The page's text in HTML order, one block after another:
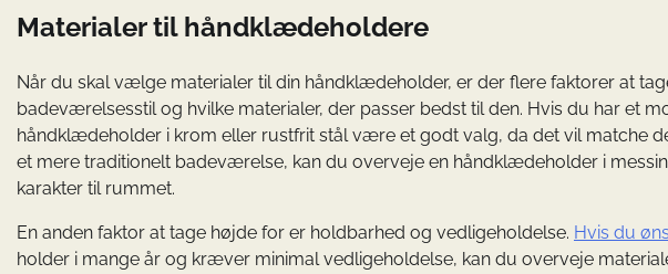
Materialer til håndklædeholdere
Når du skal vælge materialer til din håndklædeholder, er der flere faktorer at
badeværelsesstil og hvilke materialer, der passer bedst til den. Hvis du har et
håndklædeholder i krom eller rustfrit stål være et godt valg, da det vil matche
et mere traditionelt badeværelse, kan du overveje en håndklædeholder i
karakter til rummet.
En anden faktor at tage højde for er holdbarhed og vedligeholdelse. Hvis du
holder i mange år og kræver minimal vedligeholdelse, kan du overveje